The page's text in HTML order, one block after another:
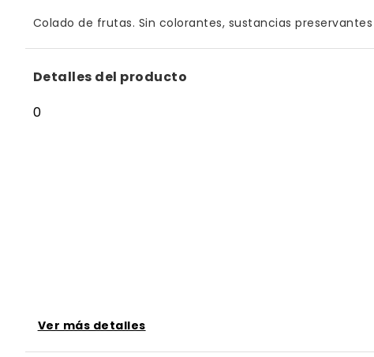
Colado de frutas. Sin colorantes, sustancias
Detalles del producto
0
Ver más detalles